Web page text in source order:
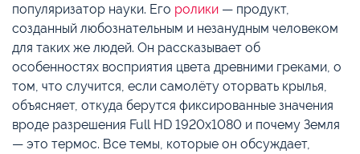
популяризатор науки. Его ролики — продукт,
созданный любознательным и незанудным человеком
для таких же людей. Он рассказывает об
особенностях восприятия цвета древними греками, о
том, что случится, если самолёту оторвать крылья,
объясняет, откуда берутся фиксированные значения
вроде разрешения Full HD 1920х1080 и почему Земля
— это термос. Все темы, которые он обсуждает,